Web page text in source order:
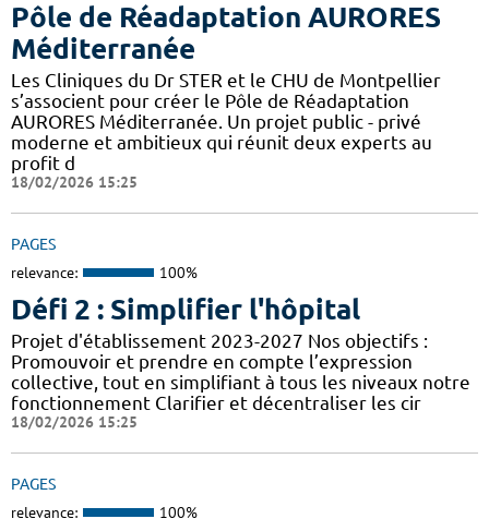
Pôle de Réadaptation AURORES
Méditerranée
Les Cliniques du Dr STER et le CHU de Montpellier
s’associent pour créer le Pôle de Réadaptation
AURORES Méditerranée. Un projet public - privé
moderne et ambitieux qui réunit deux experts au
profit d
18/02/2026 15:25
PAGES
relevance: 100%
Défi 2 : Simplifier l'hôpital
Projet d'établissement 2023-2027 Nos objectifs :
Promouvoir et prendre en compte l’expression
collective, tout en simplifiant à tous les niveaux notre
fonctionnement Clarifier et décentraliser les cir
18/02/2026 15:25
PAGES
relevance: 100%